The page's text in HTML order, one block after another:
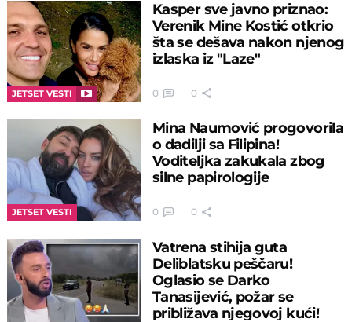
JETSET VESTI
Kasper sve javno priznao:
Verenik Mine Kostić otkrio
šta se dešava nakon njenog
izlaska iz "Laze"
0 0
JETSET VESTI
Mina Naumović progovorila
o dadilji sa Filipina!
Voditeljka zakukala zbog
silne papirologije
0 0
Vatrena stihija guta
Deliblatsku peščaru!
Oglasio se Darko
Tanasijević, požar se
približava njegovoj kući!